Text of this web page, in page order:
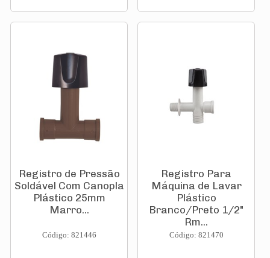
Registro de Pressão
Soldável Com Canopla
Plástico 25mm
Marro...
Código: 821446
Registro Para
Máquina de Lavar
Plástico
Branco/Preto 1/2"
Rm...
Código: 821470